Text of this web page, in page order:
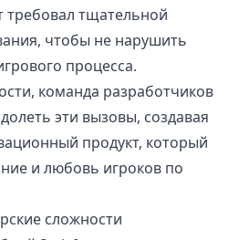
тщательной
чтобы не нарушить
процесса.
команда разработчиков
эти вызовы, создавая
продукт, который
и любовь игроков по
сложности